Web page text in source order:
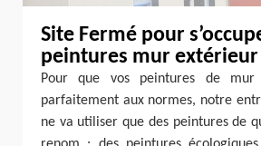
Site Fermé pour
peintures mur extérieur
Pour que vos peintures de mur
parfaitement aux normes, notre
ne va utiliser que des peintures de